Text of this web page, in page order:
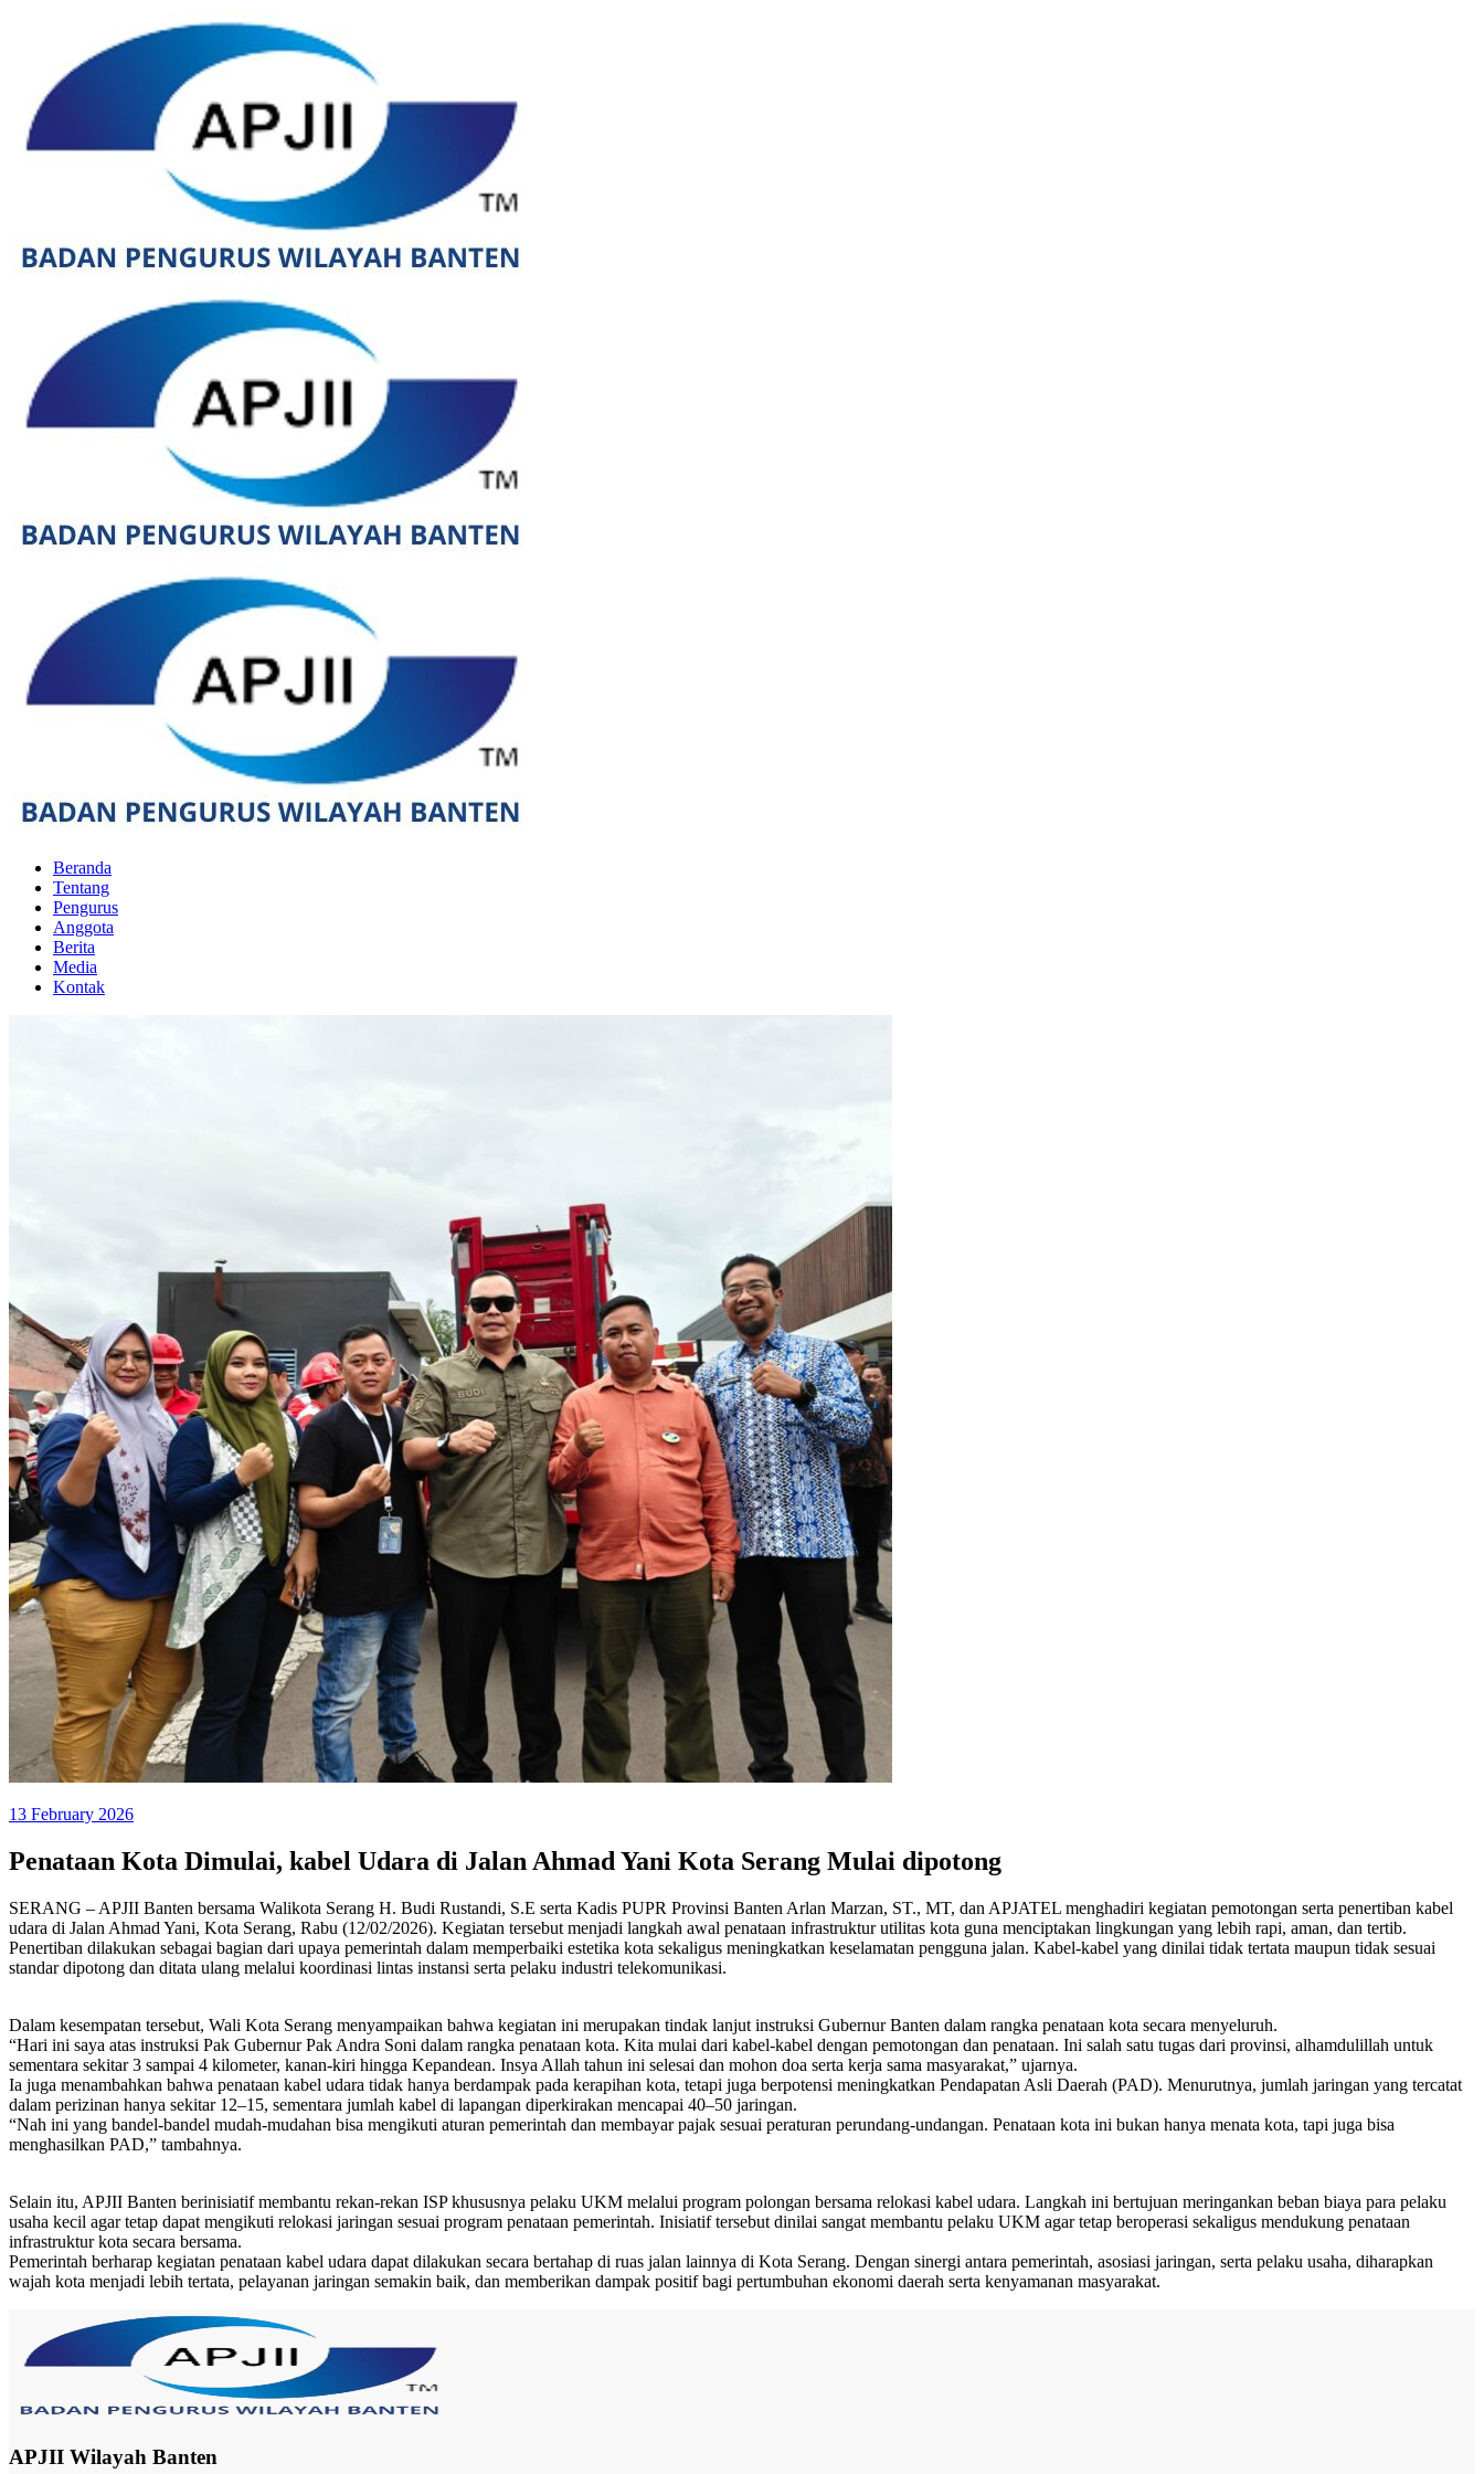
Beranda
Tentang
Pengurus
Anggota
Berita
Media
Kontak
13 February 2026
Penataan Kota Dimulai, kabel Udara di Jalan Ahmad Yani Kota Serang Mulai dipotong
SERANG – APJII Banten bersama Walikota Serang H. Budi Rustandi, S.E serta Kadis PUPR Provinsi Banten Arlan Marzan, ST., MT, dan APJATEL menghadiri kegiatan pemotongan serta penertiban kabel
udara di Jalan Ahmad Yani, Kota Serang, Rabu (12/02/2026). Kegiatan tersebut menjadi langkah awal penataan infrastruktur utilitas kota guna menciptakan lingkungan yang lebih rapi, aman, dan tertib.
Penertiban dilakukan sebagai bagian dari upaya pemerintah dalam memperbaiki estetika kota sekaligus meningkatkan keselamatan pengguna jalan. Kabel-kabel yang dinilai tidak tertata maupun tidak sesuai
standar dipotong dan ditata ulang melalui koordinasi lintas instansi serta pelaku industri telekomunikasi.
Dalam kesempatan tersebut, Wali Kota Serang menyampaikan bahwa kegiatan ini merupakan tindak lanjut instruksi Gubernur Banten dalam rangka penataan kota secara menyeluruh.
“Hari ini saya atas instruksi Pak Gubernur Pak Andra Soni dalam rangka penataan kota. Kita mulai dari kabel-kabel dengan pemotongan dan penataan. Ini salah satu tugas dari provinsi, alhamdulillah untuk
sementara sekitar 3 sampai 4 kilometer, kanan-kiri hingga Kepandean. Insya Allah tahun ini selesai dan mohon doa serta kerja sama masyarakat,” ujarnya.
Ia juga menambahkan bahwa penataan kabel udara tidak hanya berdampak pada kerapihan kota, tetapi juga berpotensi meningkatkan Pendapatan Asli Daerah (PAD). Menurutnya, jumlah jaringan yang tercatat
dalam perizinan hanya sekitar 12–15, sementara jumlah kabel di lapangan diperkirakan mencapai 40–50 jaringan.
“Nah ini yang bandel-bandel mudah-mudahan bisa mengikuti aturan pemerintah dan membayar pajak sesuai peraturan perundang-undangan. Penataan kota ini bukan hanya menata kota, tapi juga bisa
menghasilkan PAD,” tambahnya.
Selain itu, APJII Banten berinisiatif membantu rekan-rekan ISP khususnya pelaku UKM melalui program polongan bersama relokasi kabel udara. Langkah ini bertujuan meringankan beban biaya para pelaku
usaha kecil agar tetap dapat mengikuti relokasi jaringan sesuai program penataan pemerintah. Inisiatif tersebut dinilai sangat membantu pelaku UKM agar tetap beroperasi sekaligus mendukung penataan
infrastruktur kota secara bersama.
Pemerintah berharap kegiatan penataan kabel udara dapat dilakukan secara bertahap di ruas jalan lainnya di Kota Serang. Dengan sinergi antara pemerintah, asosiasi jaringan, serta pelaku usaha, diharapkan
wajah kota menjadi lebih tertata, pelayanan jaringan semakin baik, dan memberikan dampak positif bagi pertumbuhan ekonomi daerah serta kenyamanan masyarakat.
APJII Wilayah Banten